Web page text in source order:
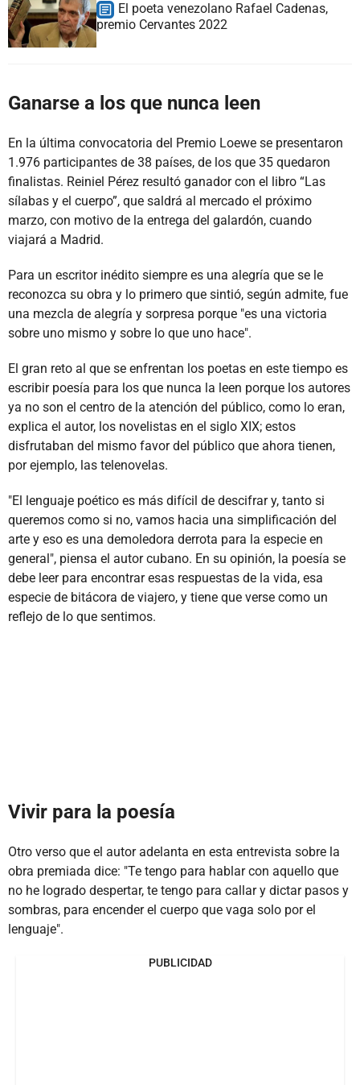
El poeta venezolano Rafael Cadenas,
premio Cervantes 2022
Ganarse a los que nunca leen
En la última convocatoria del Premio Loewe se presentaron
1.976 participantes de 38 países, de los que 35 quedaron
finalistas. Reiniel Pérez resultó ganador con el libro “Las
sílabas y el cuerpo”, que saldrá al mercado el próximo
marzo, con motivo de la entrega del galardón, cuando
viajará a Madrid.
Para un escritor inédito siempre es una alegría que se le
reconozca su obra y lo primero que sintió, según admite, fue
una mezcla de alegría y sorpresa porque "es una victoria
sobre uno mismo y sobre lo que uno hace".
El gran reto al que se enfrentan los poetas en este tiempo es
escribir poesía para los que nunca la leen porque los autores
ya no son el centro de la atención del público, como lo eran,
explica el autor, los novelistas en el siglo XIX; estos
disfrutaban del mismo favor del público que ahora tienen,
por ejemplo, las telenovelas.
"El lenguaje poético es más difícil de descifrar y, tanto si
queremos como si no, vamos hacia una simplificación del
arte y eso es una demoledora derrota para la especie en
general", piensa el autor cubano. En su opinión, la poesía se
debe leer para encontrar esas respuestas de la vida, esa
especie de bitácora de viajero, y tiene que verse como un
reflejo de lo que sentimos.
Vivir para la poesía
Otro verso que el autor adelanta en esta entrevista sobre la
obra premiada dice: "Te tengo para hablar con aquello que
no he logrado despertar, te tengo para callar y dictar pasos y
sombras, para encender el cuerpo que vaga solo por el
lenguaje".
PUBLICIDAD